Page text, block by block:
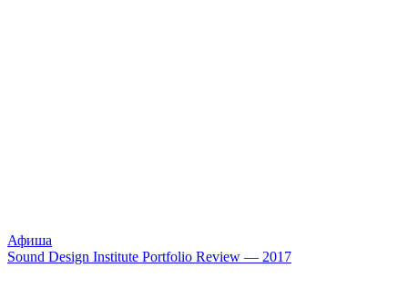
Афиша
Sound Design Institute Portfolio Review — 2017